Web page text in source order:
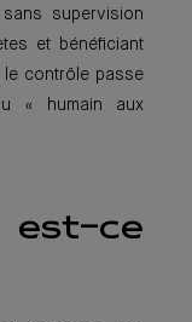
supervision
et bénéficiant
le contrôle passe
« humain aux
ce